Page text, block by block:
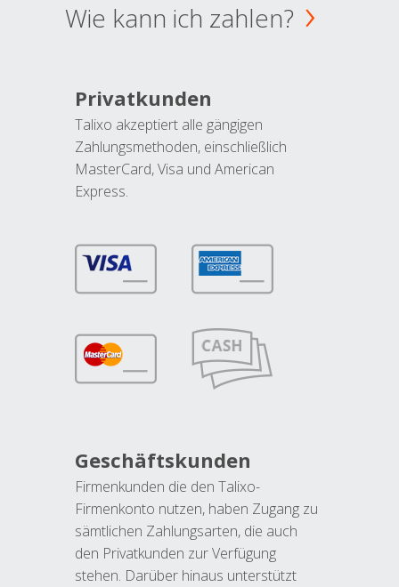
Wie kann ich zahlen?
Privatkunden
Talixo akzeptiert alle gängigen
Zahlungsmethoden, einschließlich
MasterCard, Visa und American
Express.
Geschäftskunden
Firmenkunden die den Talixo-
Firmenkonto nutzen, haben Zugang zu
sämtlichen Zahlungsarten, die auch
den Privatkunden zur Verfügung
stehen. Darüber hinaus unterstützt